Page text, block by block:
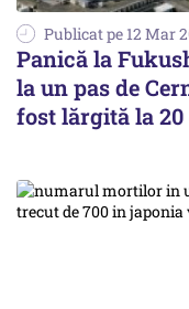
Publicat pe 12 Mar
Panică la
la un pas de
fost lărgită la 20